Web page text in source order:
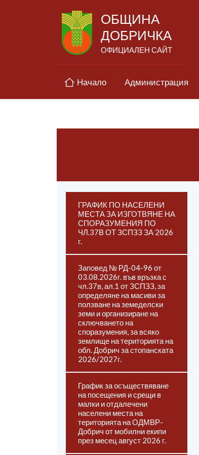
ОБЩИНА
ДОБРИЧКА
ОФИЦИАЛЕН САЙТ
Начало Администрация
ГРАФИК ПО НАСЕЛЕНИ
МЕСТА ЗА ИЗГОТВЯНЕ НА
СПОРАЗУМЕНИЯ ПО
ЧЛ.37В ОТ ЗСПЗЗ ЗА 2026
г.
Заповед № РД-04-96 от
03.08.2026г. във връзка с
чл.37в, ал.1 от ЗСПЗЗ, за
определяне на масиви за
ползване на земеделски
земи и организиране на
сключването на
споразумения, за всяко
землище на територията на
обл. Добрич за стопанската
2026/2027г.
График за осъществяване
на посещения и срещи в
малки и отдалечени
населени места на
територията на ОДМВР-
Добрич от мобилни екипи
през месец август 2026 г.